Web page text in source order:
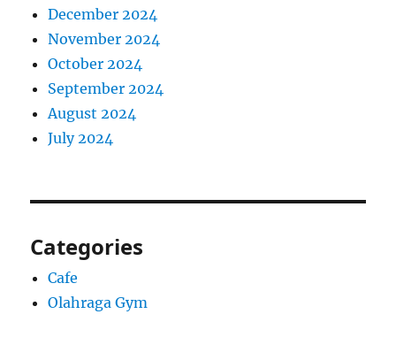
December 2024
November 2024
October 2024
September 2024
August 2024
July 2024
Categories
Cafe
Olahraga Gym